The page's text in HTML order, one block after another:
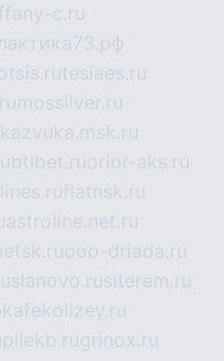
c.ru
tesiaes.ru
mossilver.ru
orior-aks.ru
flatnsk.ru
astroline.net.ru
ooo-driada.ru
siterem.ru
kafekolizey.ru
grinox.ru